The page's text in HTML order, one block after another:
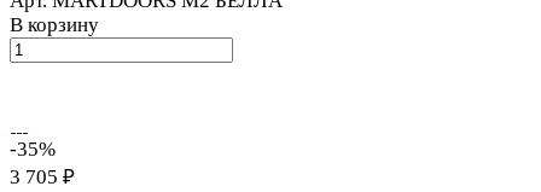
В корзину
-35%
3 705 ₽